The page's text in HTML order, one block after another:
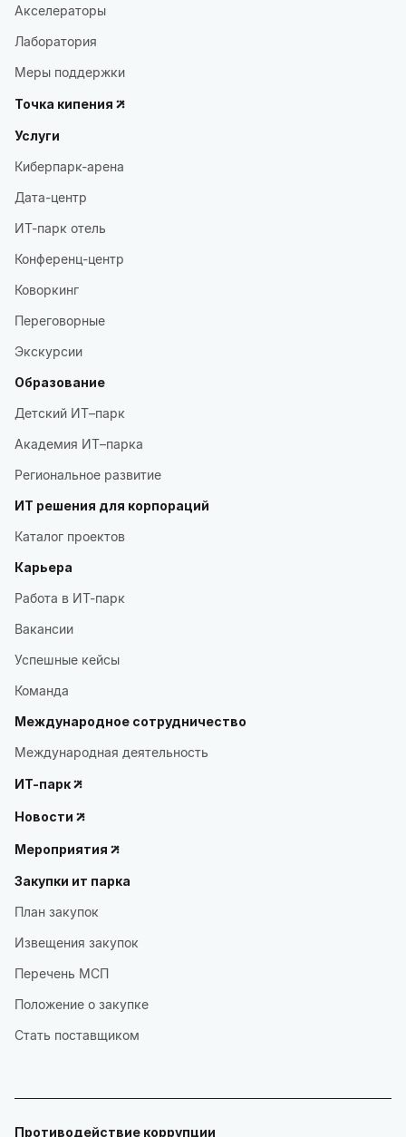
Акселераторы
Лаборатория
Меры поддержки
Точка кипения
Услуги
Киберпарк-арена
Дата-центр
ИТ-парк отель
Конференц-центр
Коворкинг
Переговорные
Экскурсии
Образование
Детский ИТ–парк
Академия ИТ–парка
Региональное развитие
ИТ решения для корпораций
Каталог проектов
Карьера
Работа в ИТ-парк
Вакансии
Успешные кейсы
Команда
Международное сотрудничество
Международная деятельность
ИТ-парк
Новости
Мероприятия
Закупки ит парка
План закупок
Извещения закупок
Перечень МСП
Положение о закупке
Стать поставщиком
Противодействие коррупции